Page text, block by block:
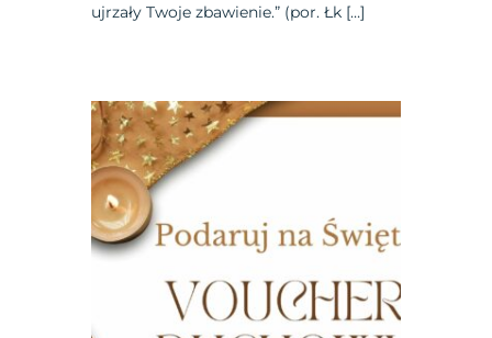
ujrzały Twoje zbawienie.” (por. Łk […]